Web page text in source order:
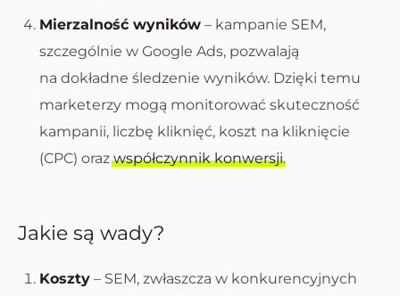
Mierzalność wyników – kampanie SEM,
szczególnie w Google Ads, pozwalają
na dokładne śledzenie wyników. Dzięki temu
marketerzy mogą monitorować skuteczność
kampanii, liczbę kliknięć, koszt na kliknięcie
(CPC) orazwspółczynnik konwersji.
Jakie są wady?
Koszty – SEM, zwłaszcza w konkurencyjnych